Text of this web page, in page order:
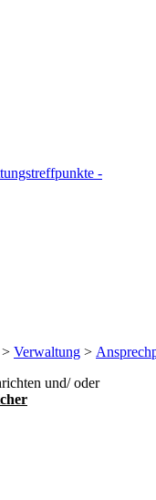
-
> Verwaltung >
und/ oder